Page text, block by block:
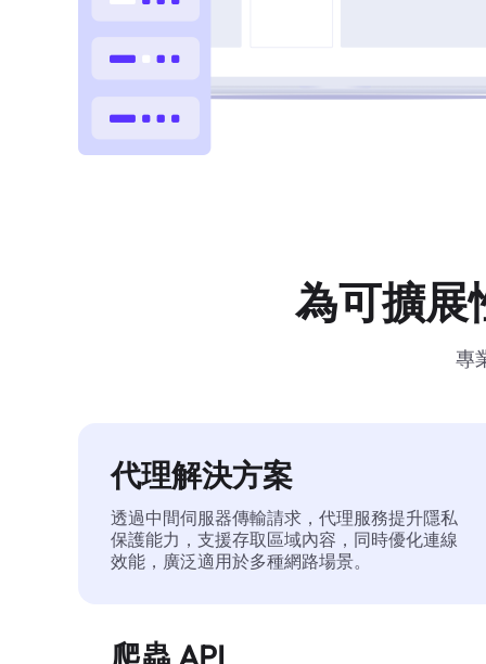
為可擴展
專
代理解決方案
透過中間伺服器傳輸請求，代理服務提升隱私
保護能力，支援存取區域內容，同時優化連線
效能，廣泛適用於多種網路場景。
爬蟲 API